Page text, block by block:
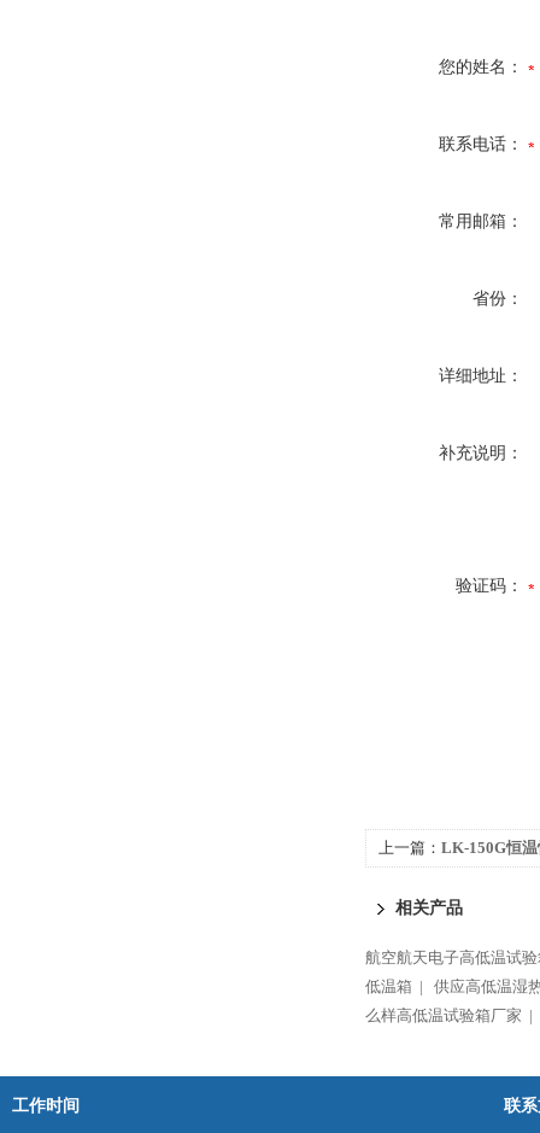
您的姓名：
联系电话：
常用邮箱：
省份：
详细地址：
补充说明：
验证码：
上一篇： LK-150G恒
相关产品
航空航天电子高低温试
低温箱 |
供应高低温湿
么样高低温试验箱厂家 |
工作时间 联